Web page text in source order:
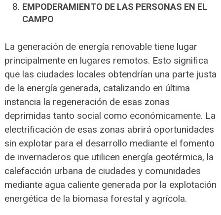
EMPODERAMIENTO DE LAS PERSONAS EN EL
CAMPO
La generación de energía renovable tiene lugar
principalmente en lugares remotos. Esto significa
que las ciudades locales obtendrían una parte justa
de la energía generada, catalizando en última
instancia la regeneración de esas zonas
deprimidas tanto social como económicamente. La
electrificación de esas zonas abrirá oportunidades
sin explotar para el desarrollo mediante el fomento
de invernaderos que utilicen energía geotérmica, la
calefacción urbana de ciudades y comunidades
mediante agua caliente generada por la explotación
energética de la biomasa forestal y agrícola.